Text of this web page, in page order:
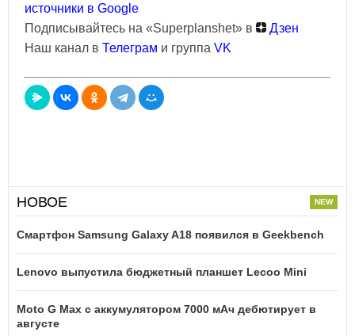
источники в Google
Подписывайтесь на «Superplanshet» в
Дзен
Наш канал в Телеграм и группа VK
НОВОЕ
Смартфон Samsung Galaxy A18 появился в Geekbench
Lenovo выпустила бюджетный планшет Lecoo Mini
Moto G Max с аккумулятором 7000 мАч дебютирует в
августе